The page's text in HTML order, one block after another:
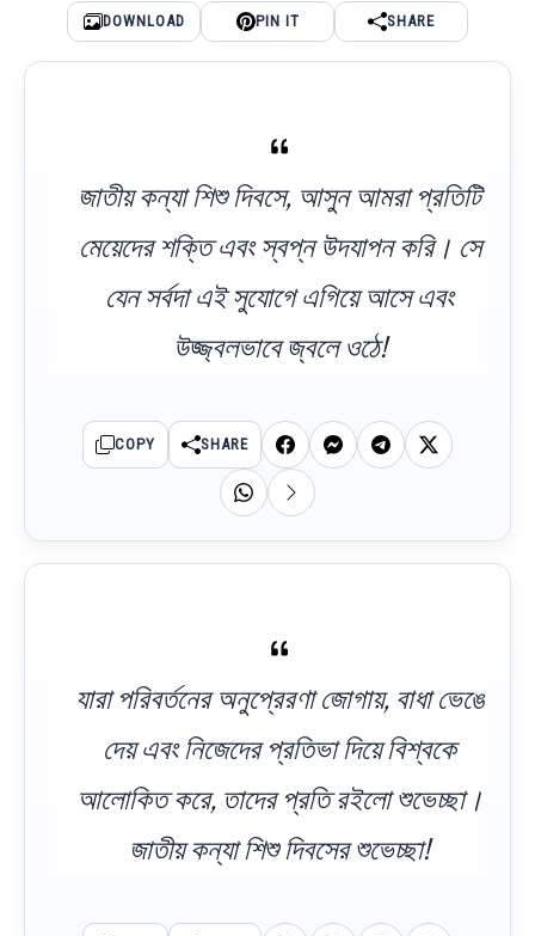
DOWNLOAD PIN IT SHARE
জাতীয় কন্যা শিশু দিবসে, আসুন আমরা প্রতিটি
মেয়েদের শক্তি এবং স্বপ্ন উদযাপন করি। সে
যেন সর্বদা এই সুযোগে এগিয়ে আসে এবং
উজ্জ্বলভাবে জ্বলে ওঠে!
COPY SHARE
যারা পরিবর্তনের অনুপ্রেরণা জোগায়, বাধা ভেঙে
দেয় এবং নিজেদের প্রতিভা দিয়ে বিশ্বকে
আলোকিত করে, তাদের প্রতি রইলো শুভেচ্ছা।
জাতীয় কন্যা শিশু দিবসের শুভেচ্ছা!